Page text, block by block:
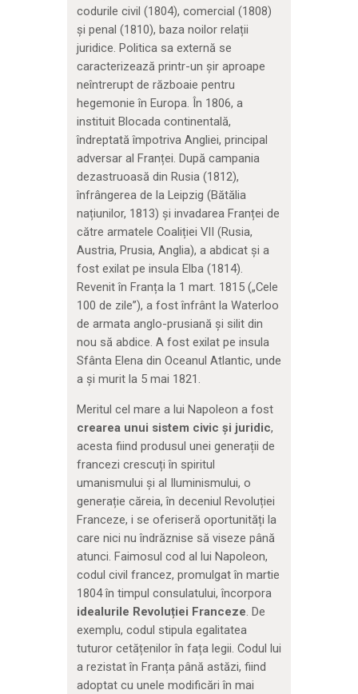
codurile civil (1804), comercial (1808)
și penal (1810), baza noilor relații
juridice. Politica sa externă se
caracterizează printr-un șir aproape
neîntrerupt de războaie pentru
hegemonie în Europa. În 1806, a
instituit Blocada continentală,
îndreptată împotriva Angliei, principal
adversar al Franței. După campania
dezastruoasă din Rusia (1812),
înfrângerea de la Leipzig (Bătălia
națiunilor, 1813) și invadarea Franței de
către armatele Coaliției VII (Rusia,
Austria, Prusia, Anglia), a abdicat și a
fost exilat pe insula Elba (1814).
Revenit în Franța la 1 mart. 1815 („Cele
100 de zile”), a fost înfrânt la Waterloo
de armata anglo-prusiană și silit din
nou să abdice. A fost exilat pe insula
Sfânta Elena din Oceanul Atlantic, unde
a și murit la 5 mai 1821.
Meritul cel mare a lui Napoleon a fost
crearea unui sistem civic și juridic,
acesta fiind produsul unei generații de
francezi crescuți în spiritul
umanismului și al Iluminismului, o
generație căreia, în deceniul Revoluției
Franceze, i se oferiseră oportunități la
care nici nu îndrăznise să viseze până
atunci. Faimosul cod al lui Napoleon,
codul civil francez, promulgat în martie
1804 în timpul consulatului, încorpora
idealurile Revoluției Franceze. De
exemplu, codul stipula egalitatea
tuturor cetățenilor în fața legii. Codul lui
a rezistat în Franța până astăzi, fiind
adoptat cu unele modificări în mai